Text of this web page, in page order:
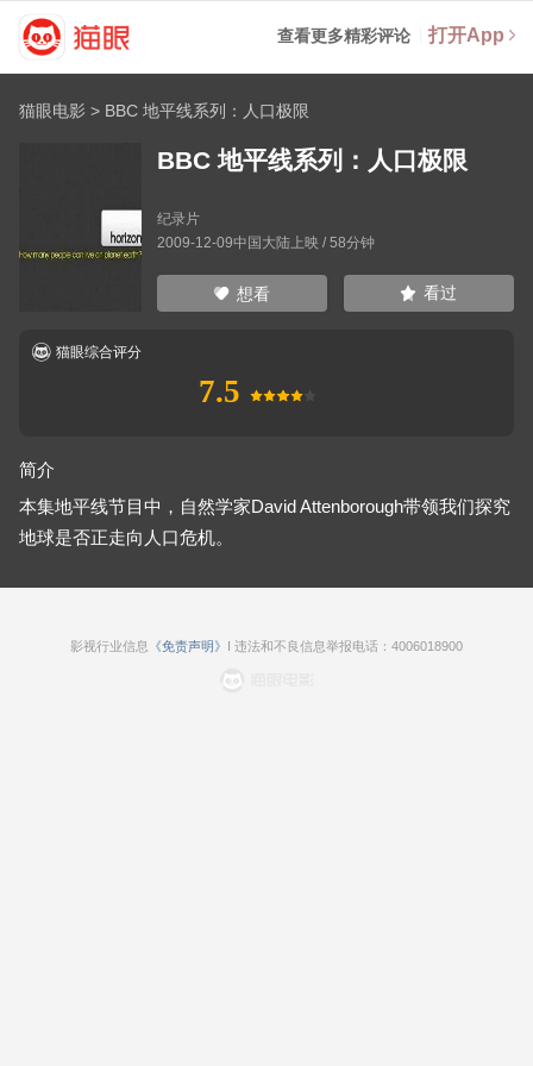
查看更多精彩评论 打开App
猫眼电影 > BBC 地平线系列：人口极限
BBC 地平线系列：人口极限
纪录片
2009-12-09中国大陆上映 / 58分钟
想看 看过
猫眼综合评分
7.5
简介
本集地平线节目中，自然学家David Attenborough带领我们探究
地球是否正走向人口危机。
影视行业信息 《免责声明》 I 违法和不良信息举报电话：4006018900